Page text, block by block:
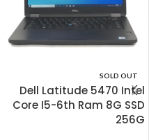
SOLD OUT
Dell Latitude 5470 Intel
Core I5-6th Ram 8G SSD
256G